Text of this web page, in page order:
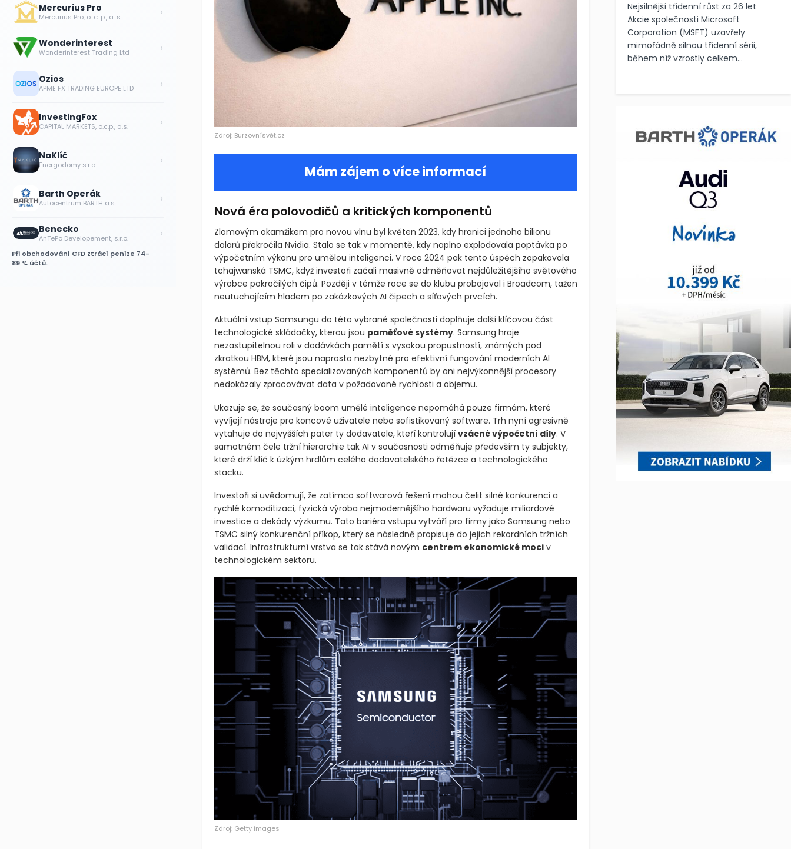
Zdroj: Burzovnísvět.cz
Mám zájem o více informací
Nová éra polovodičů a kritických komponentů
Zlomovým okamžikem pro novou vlnu byl květen 2023, kdy hranici jednoho bilionu
dolarů překročila Nvidia. Stalo se tak v momentě, kdy naplno explodovala poptávka po
výpočetním výkonu pro umělou inteligenci. V roce 2024 pak tento úspěch zopakovala
tchajwanská TSMC, když investoři začali masivně odměňovat nejdůležitějšího světového
výrobce pokročilých čipů. Později v témže roce se do klubu probojoval i Broadcom, tažen
neutuchajícím hladem po zakázkových AI čipech a síťových prvcích.
Aktuální vstup Samsungu do této vybrané společnosti doplňuje další klíčovou část
technologické skládačky, kterou jsou paměťové systémy. Samsung hraje
nezastupitelnou roli v dodávkách pamětí s vysokou propustností, známých pod
zkratkou HBM, které jsou naprosto nezbytné pro efektivní fungování moderních AI
systémů. Bez těchto specializovaných komponentů by ani nejvýkonnější procesory
nedokázaly zpracovávat data v požadované rychlosti a objemu.
Ukazuje se, že současný boom umělé inteligence nepomáhá pouze firmám, které
vyvíjejí nástroje pro koncové uživatele nebo sofistikovaný software. Trh nyní agresivně
vytahuje do nejvyšších pater ty dodavatele, kteří kontrolují vzácné výpočetní díly. V
samotném čele tržní hierarchie tak AI v současnosti odměňuje především ty subjekty,
které drží klíč k úzkým hrdlům celého dodavatelského řetězce a technologického
stacku.
Investoři si uvědomují, že zatímco softwarová řešení mohou čelit silné konkurenci a
rychlé komoditizaci, fyzická výroba nejmodernějšího hardwaru vyžaduje miliardové
investice a dekády výzkumu. Tato bariéra vstupu vytváří pro firmy jako Samsung nebo
TSMC silný konkurenční příkop, který se následně propisuje do jejich rekordních tržních
validací. Infrastrukturní vrstva se tak stává novým centrem ekonomické mociv
technologickém sektoru.
Zdroj: Getty images
Mercurius Pro
Mercurius Pro, o. c. p., a. s. ›
Wonderinterest
Wonderinterest Trading Ltd ›
Ozios
APME FX TRADING EUROPE LTD ›
InvestingFox
CAPITAL MARKETS, o.c.p., a.s. ›
NaKlíč
Energodomy s.r.o. ›
Barth Operák
Autocentrum BARTH a.s. ›
Benecko
AnTePo Developement, s.r.o. ›
Při obchodování CFD ztrácí peníze 74–
89 % účtů.
Nejsilnější třídenní růst za 26 let
Akcie společnosti Microsoft
Corporation (MSFT) uzavřely
mimořádně silnou třídenní sérii,
během níž vzrostly celkem...